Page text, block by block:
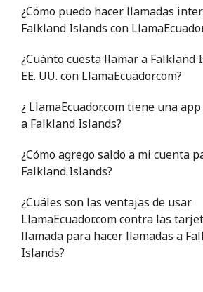
¿Cómo puedo hacer llamadas
Falkland Islands con
¿Cuánto cuesta llamar a Falkland
EE. UU. con LlamaEcuador.com?
¿ LlamaEcuador.com tiene una
a Falkland Islands?
¿Cómo agrego saldo a mi cuenta
Falkland Islands?
¿Cuáles son las ventajas de usar
LlamaEcuador.com contra las
llamada para hacer llamadas a
Islands?